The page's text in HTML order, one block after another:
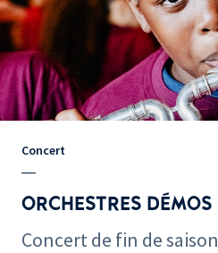
Concert
ORCHESTRES DÉMOS
Concert de fin de saison